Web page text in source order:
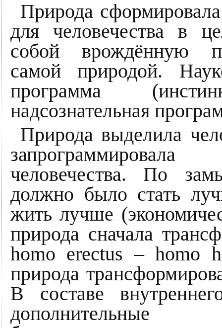
Природа
для человечества в
собой врождённую
самой природой.
программа
надсознательная
Природа выделила
человечества. По
должно было стать
жить лучше
природа сначала
homo erectus – homo
природа
В составе
дополнительные